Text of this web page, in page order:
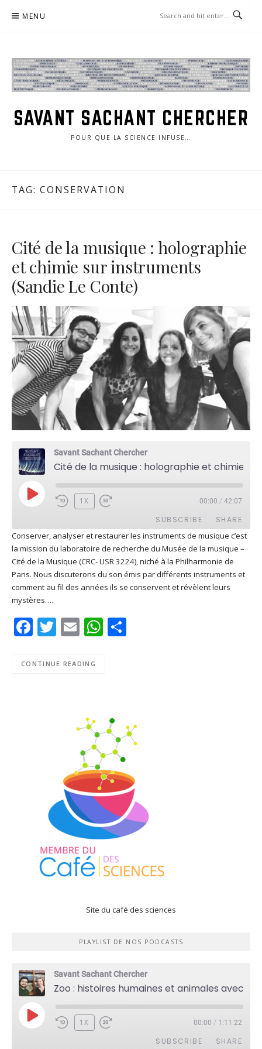
MENU
SAVANT SACHANT CHERCHER
POUR QUE LA SCIENCE INFUSE…
TAG: CONSERVATION
Cité de la musique : holographie
et chimie sur instruments
(Sandie Le Conte)
Savant Sachant Chercher
PLAY
EPISODE
1X 00:00 / 42:07
SUBSCRIBE SHARE
Apple Podcasts Deezer
Google Play PocketCasts
Podcast Addict RSS
RSS FEED
SHARE
LINK
EMBED
Conserver, analyser et restaurer les instruments de musique c’est
la mission du laboratoire de recherche du Musée de la musique –
Cité de la Musique (CRC- USR 3224), niché à la Philharmonie de
Paris. Nous discuterons du son émis par différents instruments et
comment au fil des années ils se conservent et révèlent leurs
mystères….
Facebook
Twitter
EmailWhatsApp
CONTINUE READING
Site du café des sciences
PLAYLIST DE NOS PODCASTS
Savant Sachant Chercher
PLAY
EPISODE
1X 00:00 / 1:11:22
SUBSCRIBE SHARE